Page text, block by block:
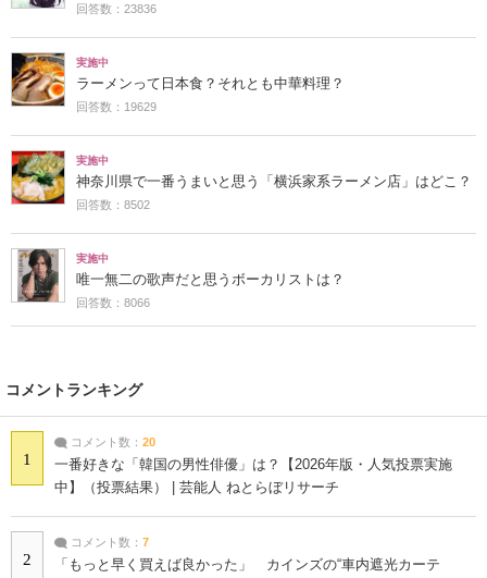
回答数：23836
実施中
ラーメンって日本食？それとも中華料理？
回答数：19629
実施中
神奈川県で一番うまいと思う「横浜家系ラーメン店」はどこ？
回答数：8502
実施中
唯一無二の歌声だと思うボーカリストは？
回答数：8066
コメントランキング
1
コメント数： 20
一番好きな「韓国の男性俳優」は？【2026年版・人気投票実施
中】（投票結果） | 芸能人 ねとらぼリサーチ
2
コメント数： 7
「もっと早く買えば良かった」 カインズの“車内遮光カーテ